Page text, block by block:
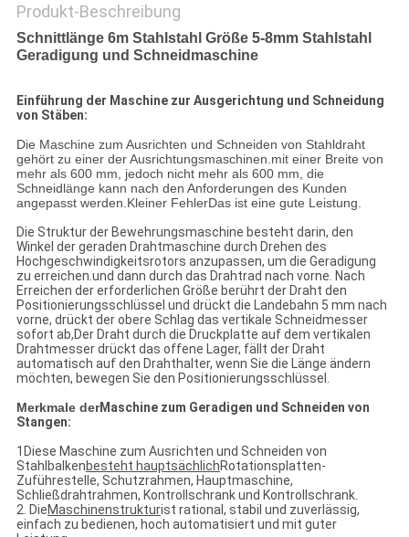
Produkt-Beschreibung
Schnittlänge 6m Stahlstahl Größe 5-8mm Stahlstahl
Geradigung und Schneidmaschine
Einführung der Maschine zur Ausgerichtung und Schneidung
von Stäben:
Die Maschine zum Ausrichten und Schneiden von Stahldraht
gehört zu einer der Ausrichtungsmaschinen.mit einer Breite von
mehr als 600 mm, jedoch nicht mehr als 600 mm, die
Schneidlänge kann nach den Anforderungen des Kunden
angepasst werden.Kleiner FehlerDas ist eine gute Leistung.
Die Struktur der Bewehrungsmaschine besteht darin, den
Winkel der geraden Drahtmaschine durch Drehen des
Hochgeschwindigkeitsrotors anzupassen, um die Geradigung
zu erreichen.und dann durch das Drahtrad nach vorne. Nach
Erreichen der erforderlichen Größe berührt der Draht den
Positionierungsschlüssel und drückt die Landebahn 5 mm nach
vorne, drückt der obere Schlag das vertikale Schneidmesser
sofort ab,Der Draht durch die Druckplatte auf dem vertikalen
Drahtmesser drückt das offene Lager, fällt der Draht
automatisch auf den Drahthalter, wenn Sie die Länge ändern
möchten, bewegen Sie den Positionierungsschlüssel.
Merkmale derMaschine zum Geradigen und Schneiden von
Stangen:
1Diese Maschine zum Ausrichten und Schneiden von
Stahlbalkenbesteht hauptsächlichRotationsplatten-
Zuführestelle, Schutzrahmen, Hauptmaschine,
Schließdrahtrahmen, Kontrollschrank und Kontrollschrank.
2. DieMaschinenstrukturist rational, stabil und zuverlässig,
einfach zu bedienen, hoch automatisiert und mit guter